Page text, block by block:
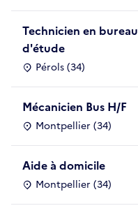
Technicien en bureau
d'étude
Pérols (34)
Mécanicien Bus H/F
Montpellier (34)
Aide à domicile
Montpellier (34)